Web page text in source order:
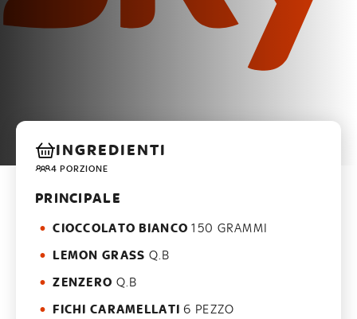
INGREDIENTI
4 PORZIONE
PRINCIPALE
CIOCCOLATO BIANCO 150 GRAMMI
LEMON GRASS Q.B
ZENZERO Q.B
FICHI CARAMELLATI 6 PEZZO